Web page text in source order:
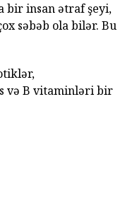
bir insan ətraf şeyi,
səbəb ola bilər. Bu
və B vitaminləri bir